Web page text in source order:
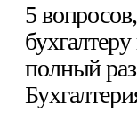
5
полный